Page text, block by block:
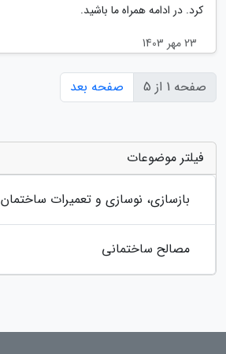
کرد. در ادامه همراه ما باشید.
23 مهر 1403
صفحه 1 از 5 صفحه بعد
فیلتر موضوعات
بازسازی، نوسازی و تعمیرات ساختمان
مصالح ساختمانی